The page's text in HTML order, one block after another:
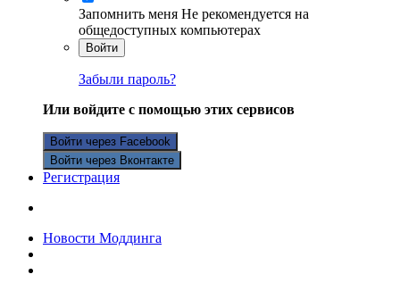
Запомнить меня Не рекомендуется на
общедоступных компьютерах
Войти
Забыли пароль?
Или войдите с помощью этих сервисов
Войти через Facebook
Войти через Вконтакте
Регистрация
Новости Моддинга